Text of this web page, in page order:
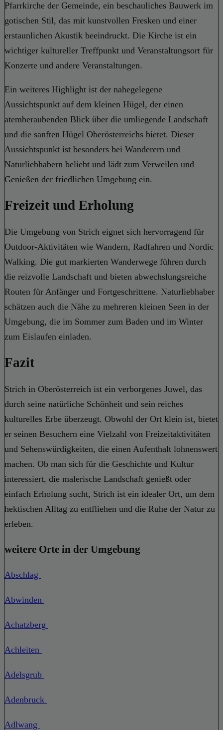
Pfarrkirche der Gemeinde, ein beschauliches Bauwerk im
gotischen Stil, das mit kunstvollen Fresken und einer
erstaunlichen Akustik beeindruckt. Die Kirche ist ein
wichtiger kultureller Treffpunkt und Veranstaltungsort für
Konzerte und andere Veranstaltungen.
Ein weiteres Highlight ist der nahegelegene
Aussichtspunkt auf dem kleinen Hügel, der einen
atemberaubenden Blick über die umliegende Landschaft
und die sanften Hügel Oberösterreichs bietet. Dieser
Aussichtspunkt ist besonders bei Wanderern und
Naturliebhabern beliebt und lädt zum Verweilen und
Genießen der friedlichen Umgebung ein.
Freizeit und Erholung
Die Umgebung von Strich eignet sich hervorragend für
Outdoor-Aktivitäten wie Wandern, Radfahren und Nordic
Walking. Die gut markierten Wanderwege führen durch
die reizvolle Landschaft und bieten abwechslungsreiche
Routen für Anfänger und Fortgeschrittene. Naturliebhaber
schätzen auch die Nähe zu mehreren kleinen Seen in der
Umgebung, die im Sommer zum Baden und im Winter
zum Eislaufen einladen.
Fazit
Strich in Oberösterreich ist ein verborgenes Juwel, das
durch seine natürliche Schönheit und sein reiches
kulturelles Erbe überzeugt. Obwohl der Ort klein ist, bietet
er seinen Besuchern eine Vielzahl von Freizeitaktivitäten
und Sehenswürdigkeiten, die einen Aufenthalt lohnenswert
machen. Ob man sich für die Geschichte und Kultur
interessiert, die malerische Landschaft genießt oder
einfach Erholung sucht, Strich ist ein idealer Ort, um dem
hektischen Alltag zu entfliehen und die Ruhe der Natur zu
erleben.
weitere Orte in der Umgebung
Abschlag
Abwinden
Achatzberg
Achleiten
Adelsgrub
Adenbruck
Adlwang